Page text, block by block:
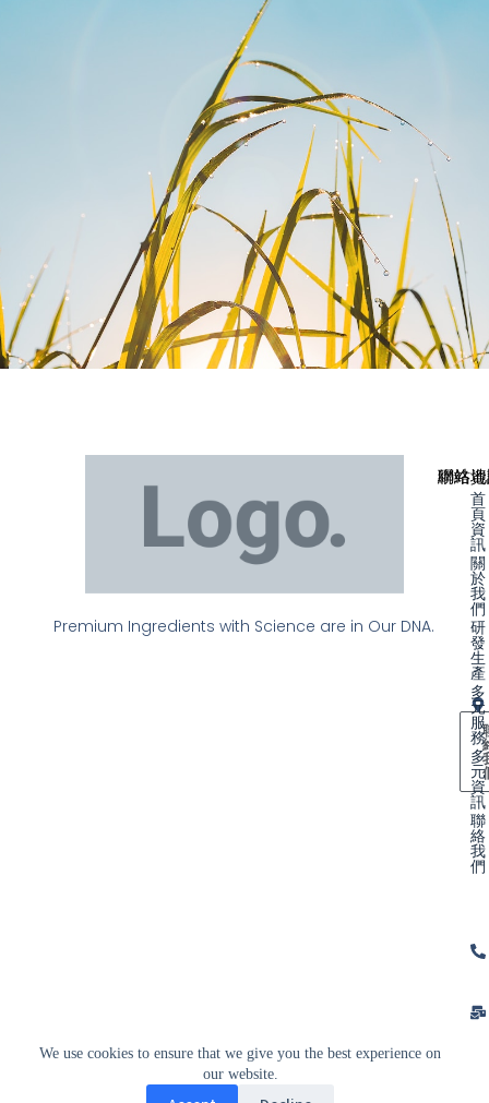
We use cookies to ensure that we give you the best experience on
our website.
Premium Ingredients with Science are in Our DNA.
聯絡
網站
首
頁
資
訊
關
於
我
們
研
發
生
產
多
元
服
務
多
元
資
訊
聯
絡
我
們